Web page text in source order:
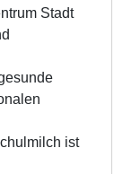
Stadt
ist